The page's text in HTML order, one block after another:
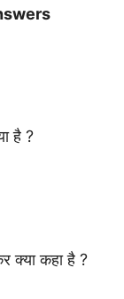
है ?
क्या कहा है ?